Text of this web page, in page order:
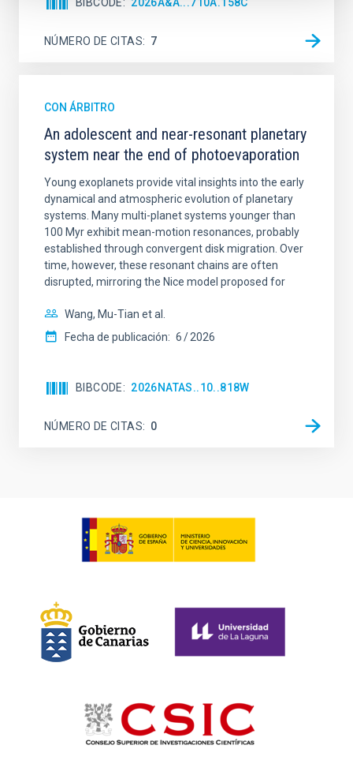
NÚMERO DE CITAS 7
CON ÁRBITRO
An adolescent and near-resonant planetary
system near the end of photoevaporation
Young exoplanets provide vital insights into the early
dynamical and atmospheric evolution of planetary
systems. Many multi-planet systems younger than
100 Myr exhibit mean-motion resonances, probably
established through convergent disk migration. Over
time, however, these resonant chains are often
disrupted, mirroring the Nice model proposed for
Wang, Mu-Tian et al.
Fecha de publicación: 6 2026
BIBCODE 2026NATAS..10..818W
NÚMERO DE CITAS 0